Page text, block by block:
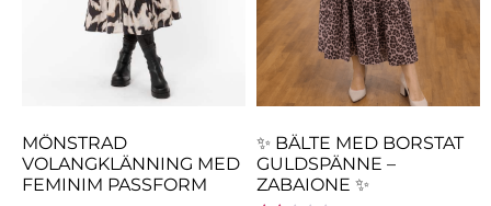
MÖNSTRAD
VOLANGKLÄNNING MED
FEMINIM PASSFORM
✨ BÄLTE MED BORSTAT
GULDSPÄNNE –
ZABAIONE ✨